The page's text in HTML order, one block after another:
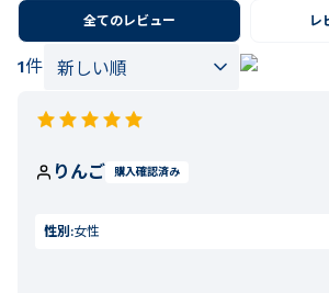
全てのレビュー レ
1件
りんご 購入確認済み
性別:女性